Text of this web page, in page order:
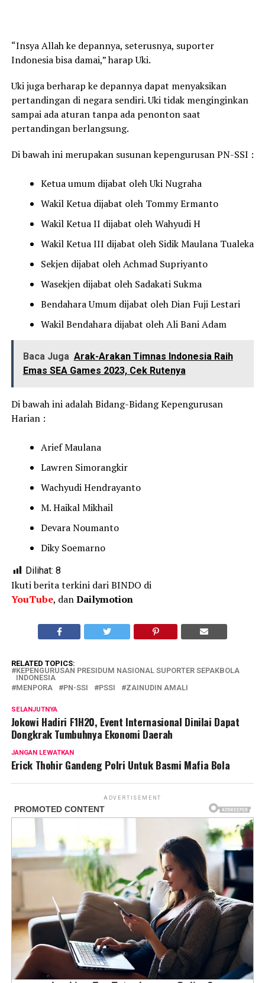
“Insya Allah ke depannya, seterusnya, suporter
Indonesia bisa damai,” harap Uki.
Uki juga berharap ke depannya dapat menyaksikan
pertandingan di negara sendiri. Uki tidak menginginkan
sampai ada aturan tanpa ada penonton saat
pertandingan berlangsung.
Di bawah ini merupakan susunan kepengurusan PN-SSI :
Ketua umum dijabat oleh Uki Nugraha
Wakil Ketua dijabat oleh Tommy Ermanto
Wakil Ketua II dijabat oleh Wahyudi H
Wakil Ketua III dijabat oleh Sidik Maulana Tualeka
Sekjen dijabat oleh Achmad Supriyanto
Wasekjen dijabat oleh Sadakati Sukma
Bendahara Umum dijabat oleh Dian Fuji Lestari
Wakil Bendahara dijabat oleh Ali Bani Adam
Baca Juga Arak-Arakan Timnas Indonesia Raih
Emas SEA Games 2023, Cek Rutenya
Di bawah ini adalah Bidang-Bidang Kepengurusan
Harian :
Arief Maulana
Lawren Simorangkir
Wachyudi Hendrayanto
M. Haikal Mikhail
Devara Noumanto
Diky Soemarno
Dilihat: 8
Ikuti berita terkini dari BINDO di
YouTube, danDailymotion
RELATED TOPICS:
KEPENGURUSAN PRESIDUM NASIONAL SUPORTER SEPAKBOLA
INDONESIA
MENPORA
PN-SSI PSSI ZAINUDIN AMALI
SELANJUTNYA
Jokowi Hadiri F1H20, Event Internasional Dinilai Dapat
Dongkrak Tumbuhnya Ekonomi Daerah
JANGAN LEWATKAN
Erick Thohir Gandeng Polri Untuk Basmi Mafia Bola
ADVERTISEMENT